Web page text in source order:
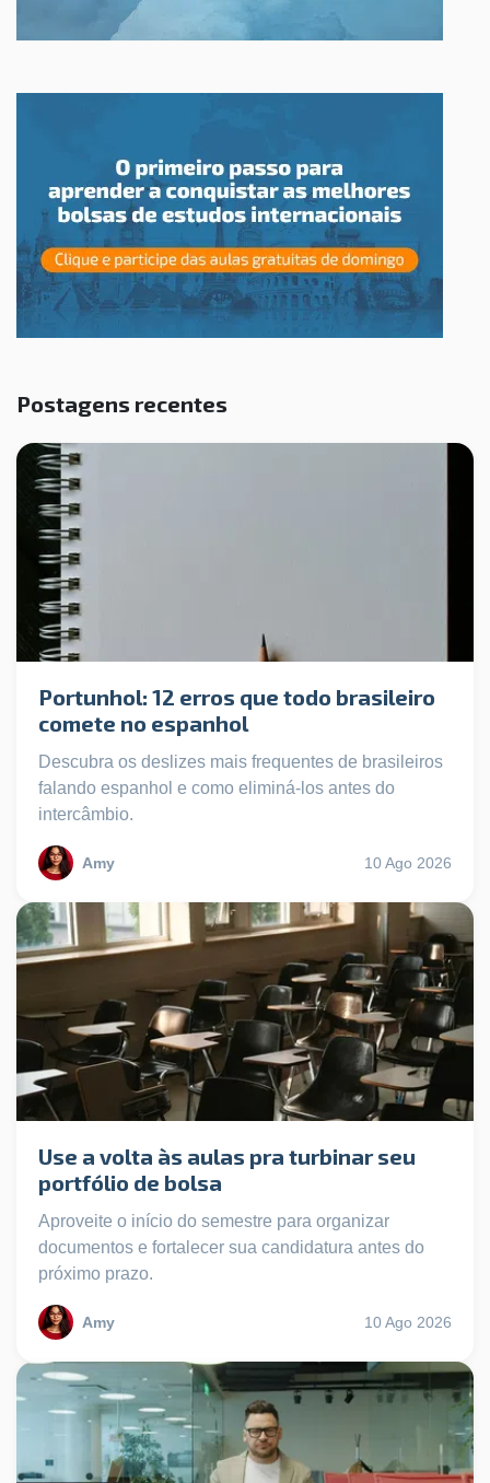
Postagens recentes
Portunhol: 12 erros que todo brasileiro
comete no espanhol
Descubra os deslizes mais frequentes de brasileiros
falando espanhol e como eliminá-los antes do
intercâmbio.
Amy 10 Ago 2026
Use a volta às aulas pra turbinar seu
portfólio de bolsa
Aproveite o início do semestre para organizar
documentos e fortalecer sua candidatura antes do
próximo prazo.
Amy 10 Ago 2026